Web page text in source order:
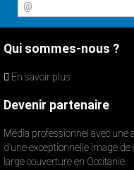
@
Qui sommes-nous ?
En savoir plus
Devenir partenaire
Média professionnel avec une
d’une exceptionnelle image
large couverture en Occitanie.